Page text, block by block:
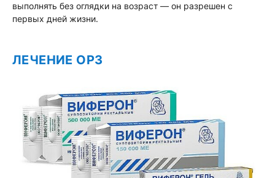
выполнять без оглядки на возраст — он разрешен с
первых дней жизни.
ЛЕЧЕНИЕ ОРЗ